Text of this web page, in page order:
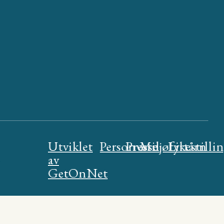
Utviklet
av
GetOnNet
Personvern
Presse
Miljøfyrtårn